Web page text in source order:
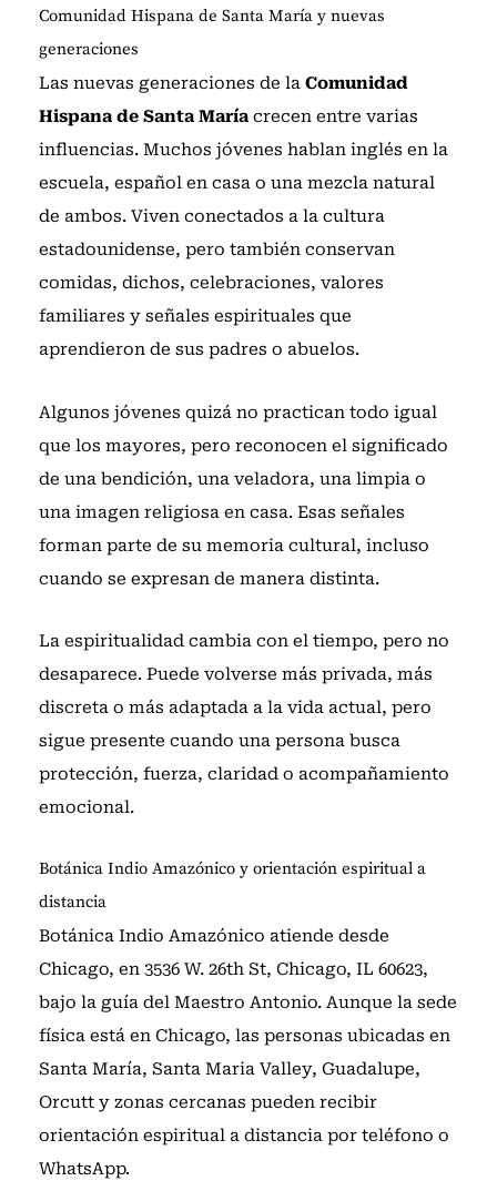
Comunidad Hispana de Santa María y nuevas
generaciones
Las nuevas generaciones de la Comunidad
Hispana de Santa Maríacrecen entre varias
influencias. Muchos jóvenes hablan inglés en la
escuela, español en casa o una mezcla natural
de ambos. Viven conectados a la cultura
estadounidense, pero también conservan
comidas, dichos, celebraciones, valores
familiares y señales espirituales que
aprendieron de sus padres o abuelos.
Algunos jóvenes quizá no practican todo igual
que los mayores, pero reconocen el significado
de una bendición, una veladora, una limpia o
una imagen religiosa en casa. Esas señales
forman parte de su memoria cultural, incluso
cuando se expresan de manera distinta.
La espiritualidad cambia con el tiempo, pero no
desaparece. Puede volverse más privada, más
discreta o más adaptada a la vida actual, pero
sigue presente cuando una persona busca
protección, fuerza, claridad o acompañamiento
emocional.
Botánica Indio Amazónico y orientación espiritual a
distancia
Botánica Indio Amazónico atiende desde
Chicago, en 3536 W. 26th St, Chicago, IL 60623,
bajo la guía del Maestro Antonio. Aunque la sede
física está en Chicago, las personas ubicadas en
Santa María, Santa Maria Valley, Guadalupe,
Orcutt y zonas cercanas pueden recibir
orientación espiritual a distancia por teléfono o
WhatsApp.